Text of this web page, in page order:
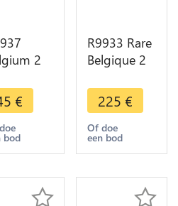
2
II
Wiener
Silver
€
bod
R9933 Rare
Belgique 2
Léopold Ier
1834 Point
Surfrappé 1
Cent Pays
225 €
Of doe
een bod